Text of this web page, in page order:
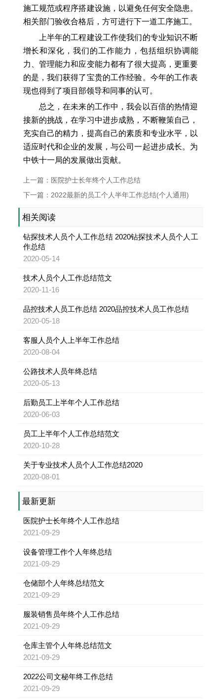
施工规范或程序搭建设施，以避免任何安全隐患。
相关部门验收合格后，方可进行下一道工序施工。
上半年的工程建设工作使我们的专业知识不断
增长和深化，我们的工作能力，包括组织协调能
力、管理能力和应变能力都有了很大提高，更重要
的是，我们获得了宝贵的工作经验。今年的工作表
现也得到了项目部领导和同事的认可。
总之，在未来的工作中，我会以百倍的热情迎
接新的挑战，在学习中进步成熟，不断鞭策自己，
充实自己的精力，提高自己的素质和专业水平，以
适应时代和企业的发展，与公司一起进步成长。为
中铁十一局的发展做出贡献。
上一篇：医院护士长年终个人工作总结
下一篇：2022最新的员工个人半年工作总结(个人通用)
相关阅读
钻探技术人员个人工作总结 2020钻探技术人员个人工
作总结
2020-05-14
技术人员个人工作总结范文
2020-11-16
品控技术人员工作总结 2020品控技术人员工作总结
2020-05-18
客服人员个人上半年工作总结
2020-08-04
公路技术人员年终总结
2020-05-13
后勤员工上半年个人工作总结
2020-06-03
员工上半年个人工作总结范文
2020-10-28
关于专业技术人员个人工作总结2020
2020-08-01
最新更新
医院护士长年终个人工作总结
2021-09-29
设备管理工作个人年终总结
2021-09-29
仓储部个人年终总结范文
2021-09-29
服装销售员年终个人工作总结
2021-09-29
仓库主管个人年终总结范文
2021-09-29
2022公司文秘年终工作总结
2021-09-29